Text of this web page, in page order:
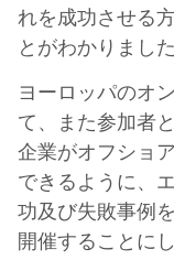
れを成功させる
とがわかりました
ヨーロッパのオ
て、また参加者
企業がオフショ
できるように、
功及び失敗事例
開催することにし